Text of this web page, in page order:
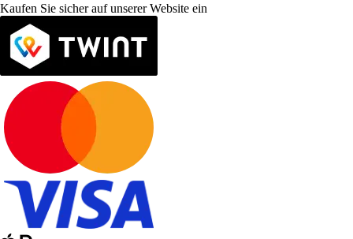
Kaufen Sie sicher auf unserer Website ein